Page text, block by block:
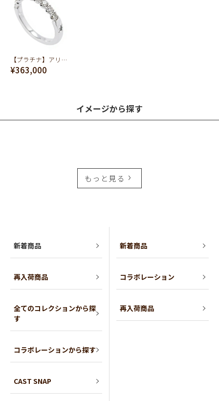
【プラチナ】アリガトウ リング【オーダージュエリー】【受注予約】
¥363,000
イメージから探す
もっと見る
新着商品
再入荷商品
全てのコレクションから探
す
コラボレーションから探す
CAST SNAP
新着商品
コラボレーション
再入荷商品